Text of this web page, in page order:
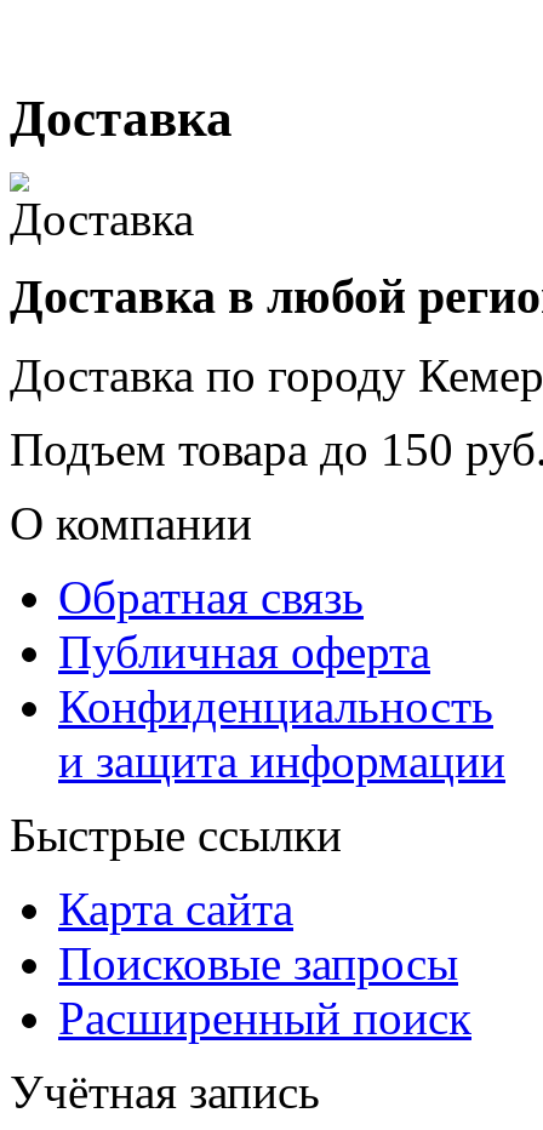
Доставка
Доставка в любой
Доставка по городу
Подъем товара до 150
О компании
Обратная связь
Публичная оферта
Конфиденциальность
и защита информации
Быстрые ссылки
Карта сайта
Поисковые запросы
Расширенный поиск
Учётная запись